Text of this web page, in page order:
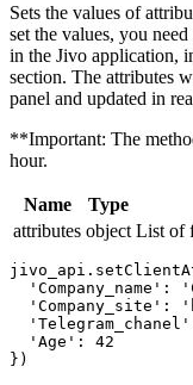
Sets the values ​​of
set the values, you
in the Jivo application,
section. The attributes
panel and updated in
**Important: The
hour.
Name Type
attributes object List of
'Company_name':
'Company_site':
  'Age': 42